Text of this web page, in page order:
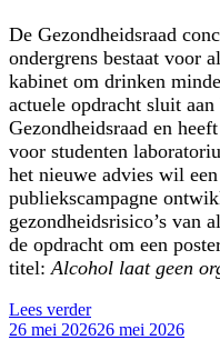
De Gezondheidsraad
ondergrens bestaat voor
kabinet om drinken
actuele opdracht sluit
Gezondheidsraad en
voor studenten
het nieuwe advies wil
publiekscampagne
gezondheidsrisico’s van
de opdracht om een
titel:Alcohol laat geen
Lees verder“Actuele
opdracht:
Geplaatst
26 mei 202626 mei 2026